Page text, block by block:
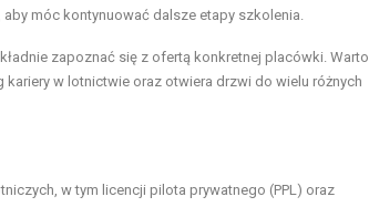
móc kontynuować dalsze etapy szkolenia.
zapoznać się z ofertą konkretnej placówki. Warto
w lotnictwie oraz otwiera drzwi do wielu różnych
w tym licencji pilota prywatnego (PPL) oraz